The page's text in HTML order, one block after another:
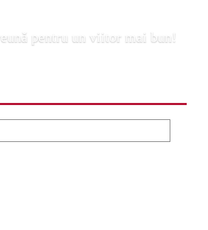
pentru un viitor mai bun!